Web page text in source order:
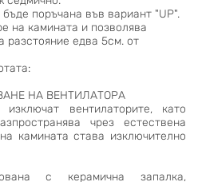
поръчана във вариант "UP".
на камината и позволява
разстояние едва 5см. от
НА ВЕНТИЛАТОРА
вентилаторите, като
чрез естествена
камината става изключително
с керамична запалка,